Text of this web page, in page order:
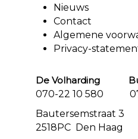
Nieuws
Contact
Algemene
Privacy-
De Volharding
070-22 10 580
2518PC Den Haag